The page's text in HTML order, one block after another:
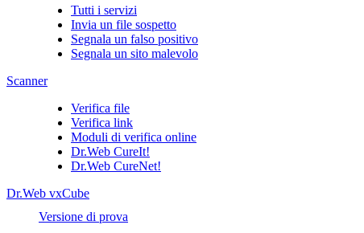
Tutti i servizi
Invia un file sospetto
Segnala un falso positivo
Segnala un sito malevolo
Scanner
Verifica file
Verifica link
Moduli di verifica online
Dr.Web CureIt!
Dr.Web CureNet!
Dr.Web vxCube
Versione di prova